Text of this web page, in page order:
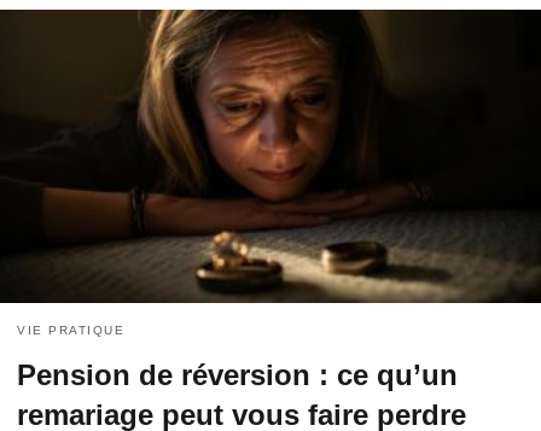
VIE PRATIQUE
Pension de réversion : ce qu’un
remariage peut vous faire perdre